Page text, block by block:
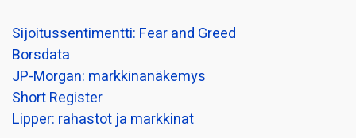
Sijoitussentimentti: Fear and Greed
Borsdata
JP-Morgan: markkinanäkemys
Short Register
Lipper: rahastot ja markkinat